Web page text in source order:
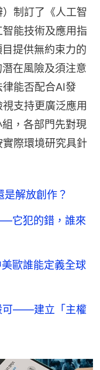
制訂了《人工智
能技術及應用指
提供無約束力的
在風險及須注意
能否配合AI發
支持更廣泛應用
，各部門先對現
際環境研究具針
解放創作？
它犯的錯，誰來
歐誰能定義全球
可——建立「主權